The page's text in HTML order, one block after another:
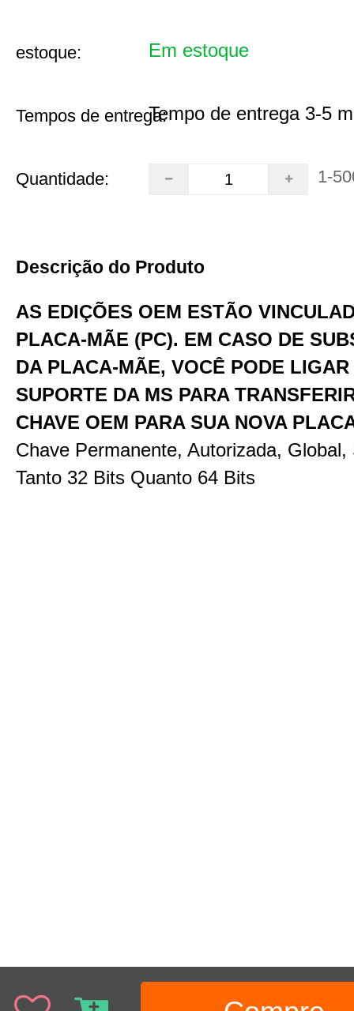
estoque: Em estoque
Tempos de entrega:Tempo de entrega 3-5
Quantidade: 1-
Descrição do Produto
AS EDIÇÕES OEM ESTÃO
PLACA-MÃE (PC). EM CASO DE
DA PLACA-MÃE, VOCÊ PODE LIGAR
SUPORTE DA MS PARA
CHAVE OEM PARA SUA NOVA
Chave Permanente, Autorizada, Global,
Tanto 32 Bits Quanto 64 Bits